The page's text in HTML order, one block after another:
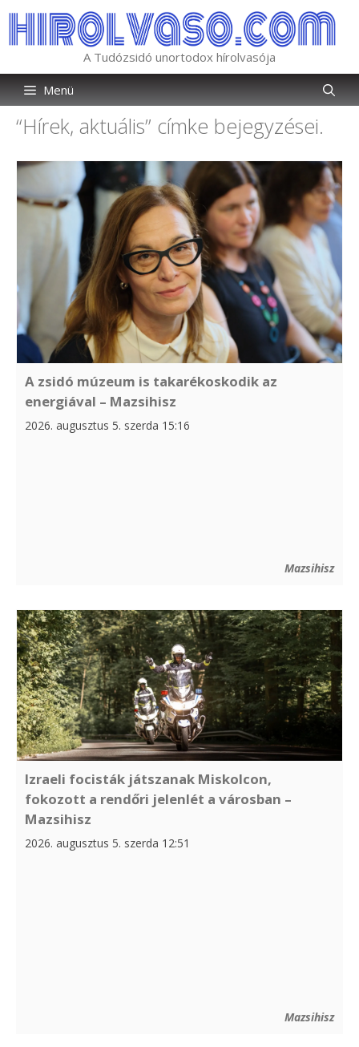
tartalomba
A Tudózsidó unortodox hírolvasója
Menü
“Hírek, aktuális” címke bejegyzései.
A zsidó múzeum is takarékoskodik az
energiával – Mazsihisz
2026. augusztus 5. szerda 15:16
Mazsihisz
Izraeli focisták játszanak Miskolcon,
fokozott a rendőri jelenlét a városban –
Mazsihisz
2026. augusztus 5. szerda 12:51
Mazsihisz